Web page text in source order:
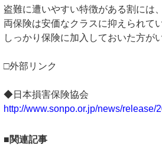
盗難に遭いやすい特徴がある割には
両保険は安価なクラスに抑えられて
しっかり保険に加入しておいた方がい
□外部リンク
◆日本損害保険協会
http://www.sonpo.or.jp/news/release/
■関連記事